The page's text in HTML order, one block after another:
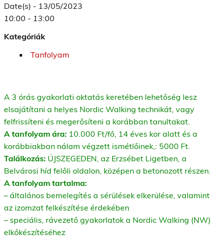
Date(s) - 13/05/2023
10:00 - 13:00
Kategóriák
Tanfolyam
A 3 órás gyakorlati oktatás keretében lehetőség lesz
elsajátítani a helyes Nordic Walking technikát, vagy
felfrissíteni és megerősíteni a korábban tanultakat.
A tanfolyam ára: 10.000 Ft/fő, 14 éves kor alatt és a
korábbiakban nálam végzett ismétlőinek,: 5000 Ft.
Találkozás: ÚJSZEGEDEN, az Erzsébet Ligetben, a
Belvárosi híd felőli oldalon, középen a betonozott részen.
A tanfolyam tartalma:
– általános bemelegítés a sérülések elkerülése, valamint
az izomzat felkészítése érdekében
– speciális, rávezető gyakorlatok a Nordic Walking (NW)
elkőkészítéséhez